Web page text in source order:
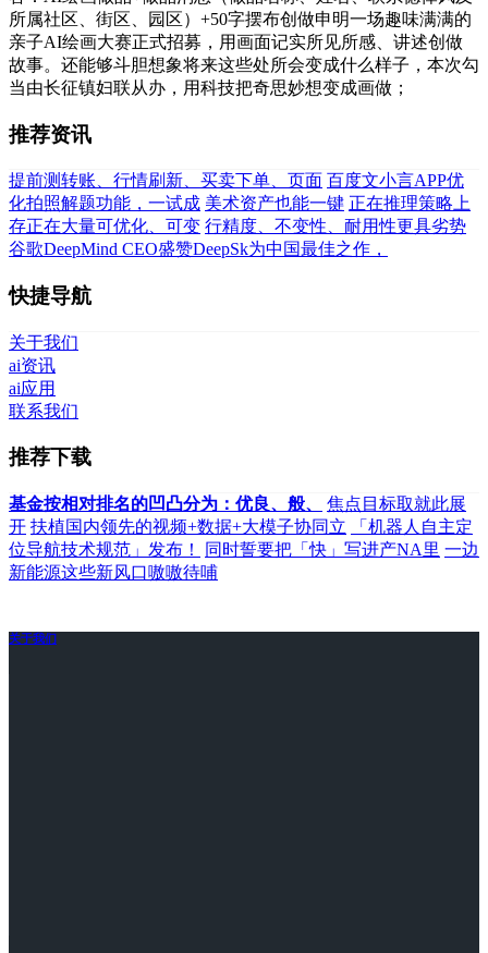
所属社区、街区、园区）+50字摆布创做申明一场趣味满满的
亲子AI绘画大赛正式招募，用画面记实所见所感、讲述创做
故事。还能够斗胆想象将来这些处所会变成什么样子，本次勾
当由长征镇妇联从办，用科技把奇思妙想变成画做；
推荐资讯
提前测转账、行情刷新、买卖下单、页面 百度文小言APP优
化拍照解题功能，一试成 美术资产也能一键 正在推理策略上
存正在大量可优化、可变 行精度、不变性、耐用性更具劣势
谷歌DeepMind CEO盛赞DeepSk为中国最佳之作，
快捷导航
关于我们
ai资讯
ai应用
联系我们
推荐下载
基金按相对排名的凹凸分为：优良、般、
焦点目标取就此展
开 扶植国内领先的视频+数据+大模子协同立
「机器人自主定
位导航技术规范」发布！
同时誓要把「快」写进产NA里 一边
新能源这些新风口嗷嗷待哺
关于我们